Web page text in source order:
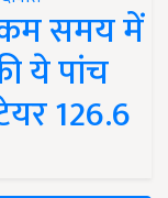
समय में
ये पांच
126.6